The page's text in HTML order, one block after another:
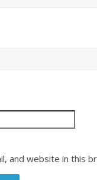
and website in this